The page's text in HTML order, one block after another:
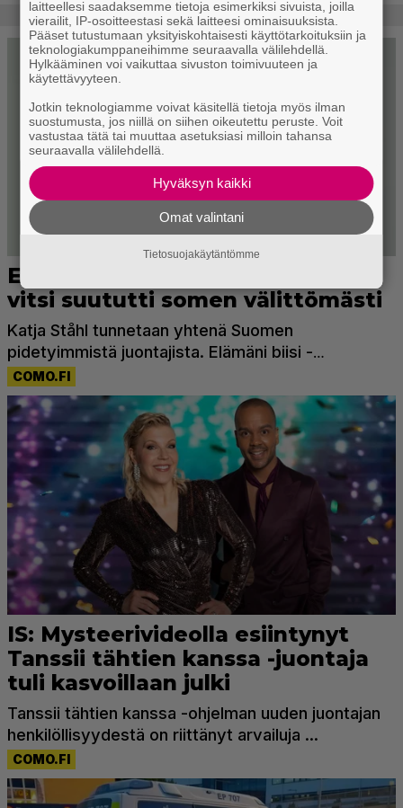
laitteellesi saadaksemme tietoja esimerkiksi sivuista, joilla
vierailit, IP-osoitteestasi sekä laitteesi ominaisuuksista.
Pääset tutustumaan yksityiskohtaisesti käyttötarkoituksiin ja
teknologiakumppaneihimme seuraavalla välilehdellä.
Hylkääminen voi vaikuttaa sivuston toimivuuteen ja
käytettävyyteen.
Jotkin teknologiamme voivat käsitellä tietoja myös ilman
suostumusta, jos niillä on siihen oikeutettu peruste. Voit
vastustaa tätä tai muuttaa asetuksiasi milloin tahansa
seuraavalla välilehdellä.
Hyväksyn kaikki
Omat valintani
Tietosuojakäytäntömme